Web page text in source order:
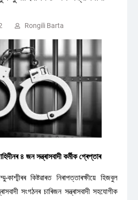
Rongili Barta
৪ জন সন্ত্ৰাসবাদী কৰ্মীক গ্ৰেপ্তাৰ
কাশ্মীৰৰ কিষ্টৱাৰত নিৰাপত্তাৰক্ষীয়ে হিজবুল
সংগঠনৰ চাৰিজন সন্ত্ৰাসবাদী সহযোগীক